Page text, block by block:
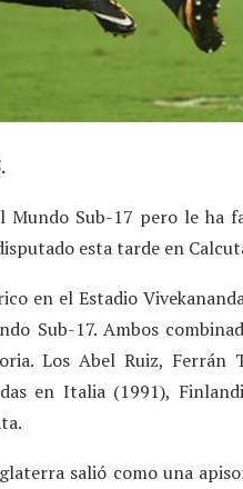
Mundo Sub-17 pero le ha
esta tarde en
en el Estadio
Sub-17. Ambos
Los Abel Ruiz, Ferrán
en Italia (1991),
salió como una